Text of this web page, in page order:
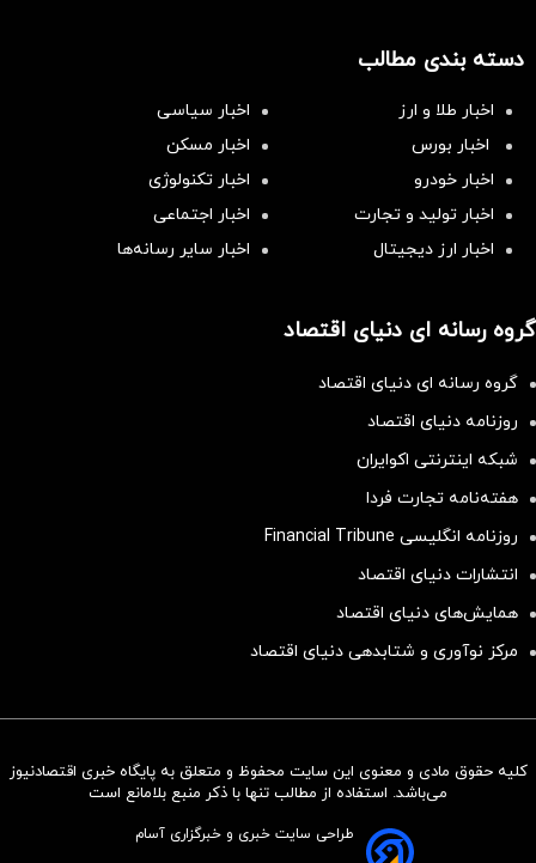
سرمایه‌گذاری همسنگ با شاخص
دسته بندی مطالب
اخبار طلا و ارز
اخبار سیاسی
اخبار بورس
اخبار مسکن
اخبار خودرو
اخبار تکنولوژی
اخبار تولید و تجارت
اخبار اجتماعی
اخبار ارز دیجیتال
اخبار سایر رسانه‌‌ها
گروه رسانه ای دنیای اقتصاد
گروه رسانه ای دنیای اقتصاد
روزنامه دنیای اقتصاد
شبکه اینترنتی اکوایران
هفته‌نامه تجارت فردا
روزنامه انگلیسی Financial Tribune
انتشارات دنیای اقتصاد
همایش‌های دنیای اقتصاد
مرکز نوآوری و شتابدهی دنیای اقتصاد
کلیه حقوق مادی و معنوی این سایت محفوظ و متعلق به پایگاه خبری اقتصادنیوز
می‌باشد. استفاده از مطالب تنها با ذکر منبع بلامانع است
طراحی سایت خبری و خبرگزاری آسام